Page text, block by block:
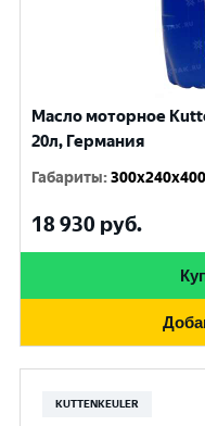
Масло моторное
20л, Германия
Габариты:300x240x400
18 930 руб.
KUTTENKEULER